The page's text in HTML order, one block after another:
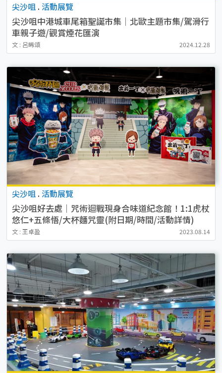
尖沙咀 . 活動展覽
尖沙咀中港城車尾箱聖誕市集｜北歐主題市集/駕滑行
車親子遊/觀賞煙花匯演
文 : 呂晞頌 2024.12.28
尖沙咀 . 活動展覽
尖沙咀好去處｜咒術迴戰現身合味道紀念館！1:1虎杖
悠仁+五條悟/大杯麵咒靈(附日期/時間/活動詳情)
文 : 王卓盈 2023.08.14